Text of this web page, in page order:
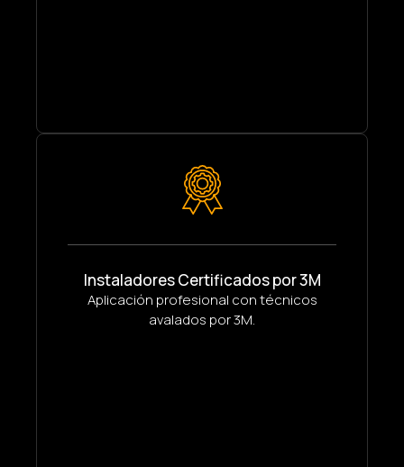
Instaladores Certificados por 3M
Aplicación profesional con técnicos
avalados por 3M.